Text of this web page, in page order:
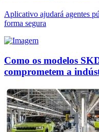
Aplicativo ajudará agentes
forma segura
Como os modelos
comprometem a